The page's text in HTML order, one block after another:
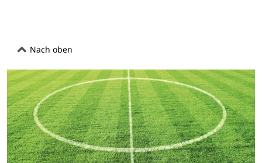
Nach oben